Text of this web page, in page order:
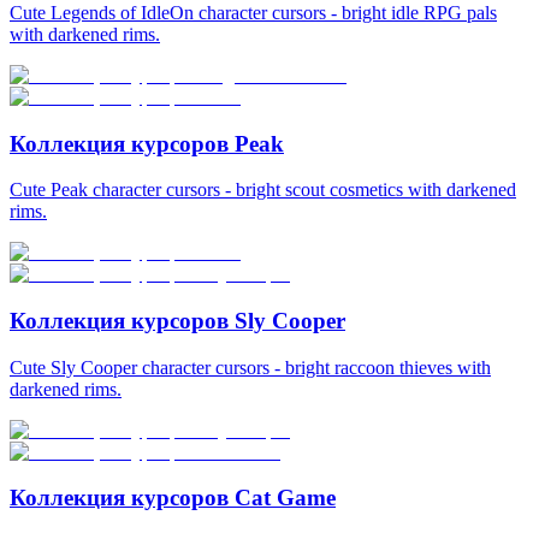
Cute Legends of IdleOn character cursors - bright idle RPG pals
with darkened rims.
Коллекция курсоров Peak
Cute Peak character cursors - bright scout cosmetics with darkened
rims.
Коллекция курсоров Sly Cooper
Cute Sly Cooper character cursors - bright raccoon thieves with
darkened rims.
Коллекция курсоров Cat Game